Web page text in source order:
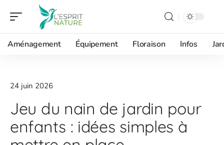
Aménagement Équipement Floraison Infos
24 juin 2026
Jeu du nain de jardin pour
enfants : idées simples à